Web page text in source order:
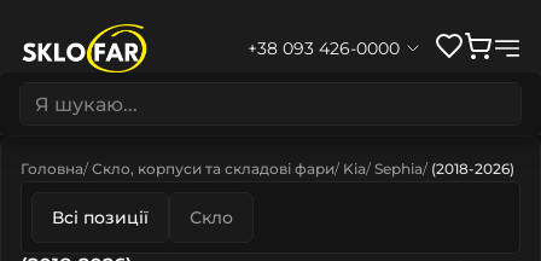
+38 093 426-0000
Головна Скло, корпуси та складові фари Kia Sephia (2018-2026)
Всі позиції Скло